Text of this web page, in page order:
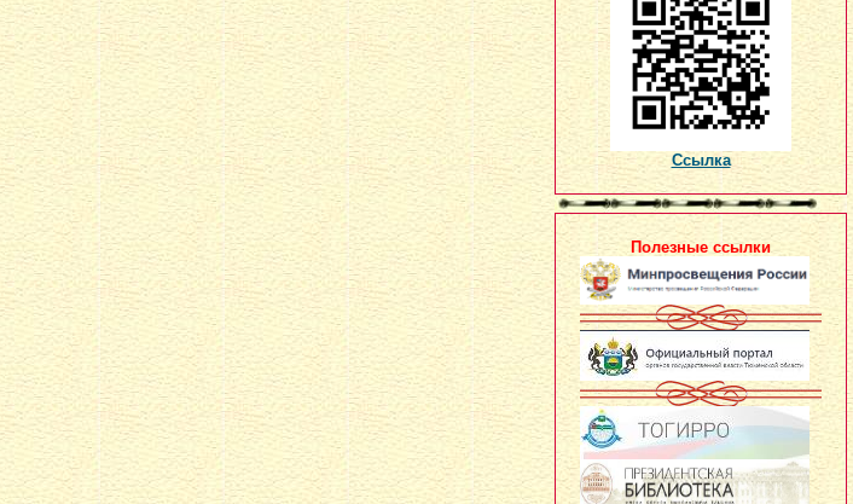
Ссылка
Полезные ссылки